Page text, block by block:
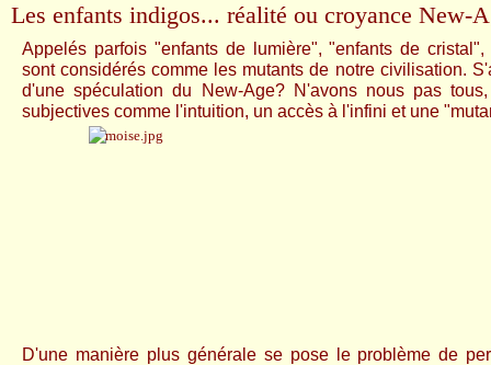
Les enfants indigos... réalité ou croyance New-
Appelés parfois "enfants de lumière", "enfants de
sont considérés comme les mutants de notre civilisation.
d'une spéculation du New-Age? N'avons nous pas
subjectives comme l'intuition, un accès à l'infini et une
D'une manière plus générale se pose le problème de